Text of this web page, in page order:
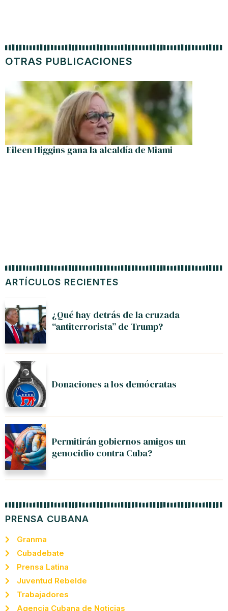
ARTÍCULOS RECIENTES
¿Qué hay detrás de la cruzada
“antiterrorista” de Trump?
Donaciones a los demócratas
Permitirán gobiernos amigos un
genocidio contra Cuba?
PRENSA CUBANA
Granma
Cubadebate
Prensa Latina
Juventud Rebelde
Trabajadores
Agencia Cubana de Noticias
OTRAS PUBLICACIONES
Eileen Higgins gana la alcaldía de Miami